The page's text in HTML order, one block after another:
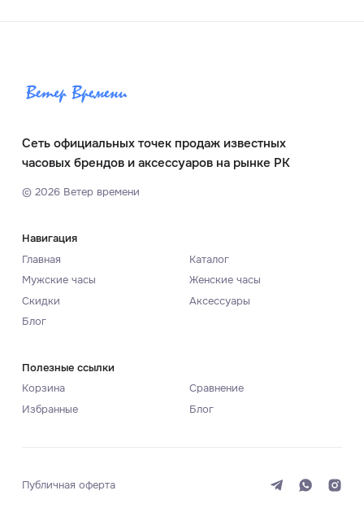
Сеть официальных точек продаж известных
часовых брендов и аксессуаров на рынке РК
© 2026Ветер времени
Навигация
Главная
Каталог
Мужские часы
Женские часы
Скидки
Аксессуары
Блог
Полезные ссылки
Корзина
Сравнение
Избранные
Блог
Публичная оферта Светлая